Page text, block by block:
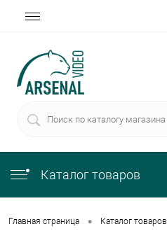
Каталог товаров
Главная страница • Каталог товаров